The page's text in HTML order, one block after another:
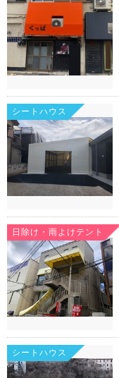
シートハウス
日除け・雨よけテント
シートハウス